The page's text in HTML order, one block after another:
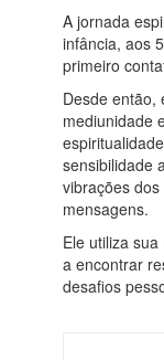
A jornada
infância, aos
primeiro
Desde então,
mediunidade
sensibilidade
vibrações
mensagens.
Ele utiliza
a encontrar
desafios